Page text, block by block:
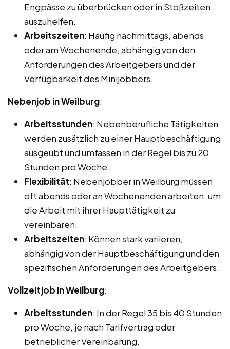
Engpässe zu überbrücken oder in Stoßzeiten
auszuhelfen.
Arbeitszeiten: Häufig nachmittags, abends
oder am Wochenende, abhängig von den
Anforderungen des Arbeitgebers und der
Verfügbarkeit des Minijobbers.
Nebenjob in Weilburg:
Arbeitsstunden: Nebenberufliche Tätigkeiten
werden zusätzlich zu einer Hauptbeschäftigung
ausgeübt und umfassen in der Regel bis zu 20
Stunden pro Woche.
Flexibilität: Nebenjobber in Weilburg müssen
oft abends oder an Wochenenden arbeiten, um
die Arbeit mit ihrer Haupttätigkeit zu
vereinbaren.
Arbeitszeiten: Können stark variieren,
abhängig von der Hauptbeschäftigung und den
spezifischen Anforderungen des Arbeitgebers.
Vollzeitjob in Weilburg:
Arbeitsstunden: In der Regel 35 bis 40 Stunden
pro Woche, je nach Tarifvertrag oder
betrieblicher Vereinbarung.